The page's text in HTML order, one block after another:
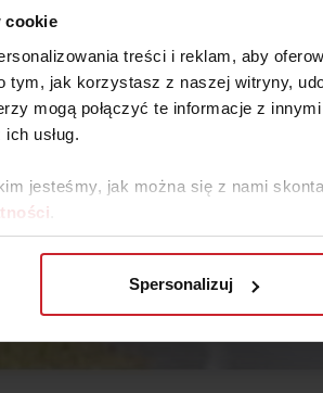
cookie
treści i reklam, aby
tym, jak korzystasz z naszej witryny,
mogą połączyć te informacje z
usług.
jesteśmy, jak można się z nami
Spersonalizuj